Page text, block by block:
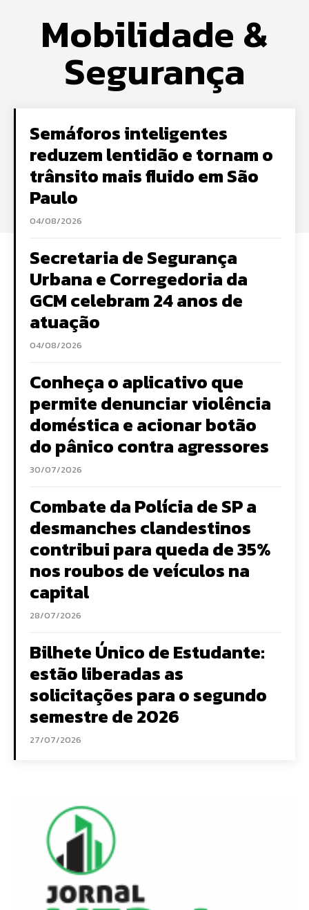
Mobilidade &
Segurança
Semáforos inteligentes
reduzem lentidão e tornam o
trânsito mais fluido em São
Paulo
04/08/2026
Secretaria de Segurança
Urbana e Corregedoria da
GCM celebram 24 anos de
atuação
04/08/2026
Conheça o aplicativo que
permite denunciar violência
doméstica e acionar botão
do pânico contra agressores
30/07/2026
Combate da Polícia de SP a
desmanches clandestinos
contribui para queda de 35%
nos roubos de veículos na
capital
28/07/2026
Bilhete Único de Estudante:
estão liberadas as
solicitações para o segundo
semestre de 2026
27/07/2026